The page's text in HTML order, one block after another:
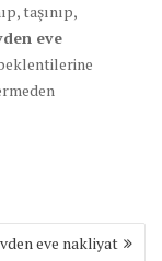
taşınıp,
eve
eve nakliyat